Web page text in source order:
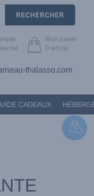
CADEAUX
thalasso.com
RECHERCHER
Mon panier
0 article